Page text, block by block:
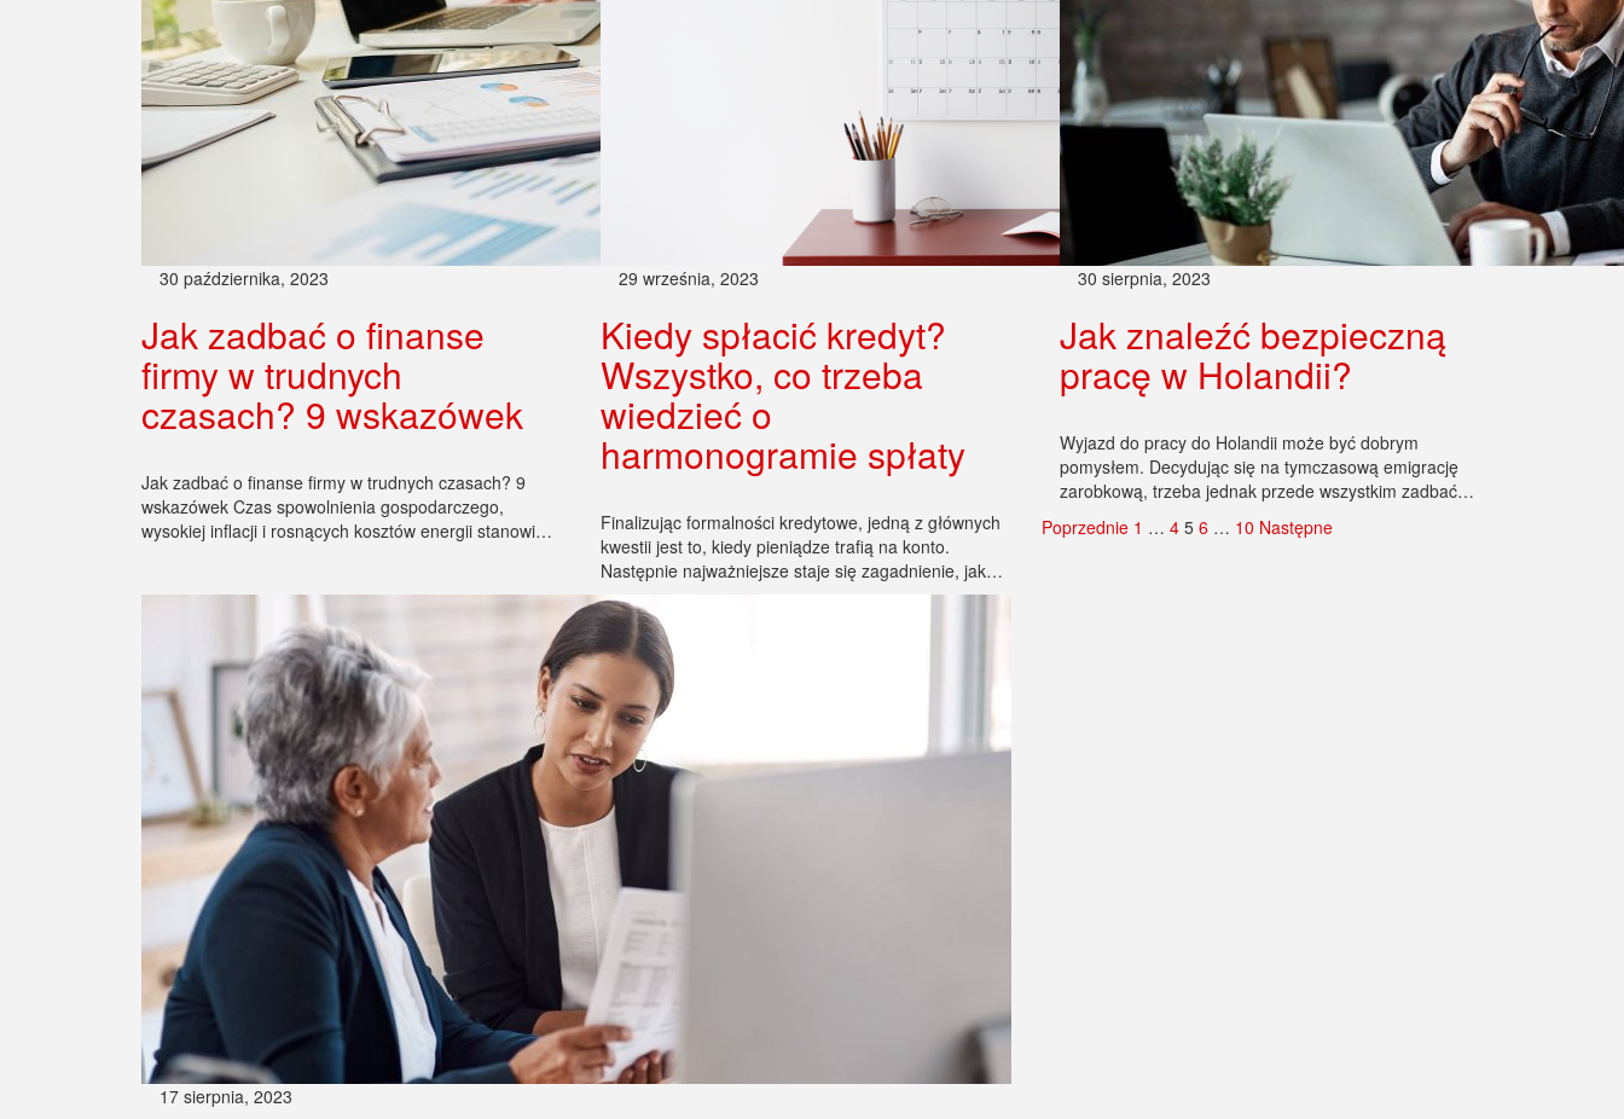
30 października, 2023
Jak zadbać o finanse
firmy w trudnych
czasach? 9 wskazówek
Jak zadbać o finanse firmy w trudnych czasach? 9
wskazówek Czas spowolnienia gospodarczego,
wysokiej inflacji i rosnących kosztów energii stanowi…
29 września, 2023
Kiedy spłacić kredyt?
Wszystko, co trzeba
wiedzieć o
harmonogramie spłaty
Finalizując formalności kredytowe, jedną z głównych
kwestii jest to, kiedy pieniądze trafią na konto.
Następnie najważniejsze staje się zagadnienie, jak…
30 sierpnia, 2023
Jak znaleźć bezpieczną
pracę w Holandii?
Wyjazd do pracy do Holandii może być dobrym
pomysłem. Decydując się na tymczasową emigrację
zarobkową, trzeba jednak przede wszystkim zadbać…
17 sierpnia, 2023
Poprzednie 1 … 4 5 6 … 10 Następne